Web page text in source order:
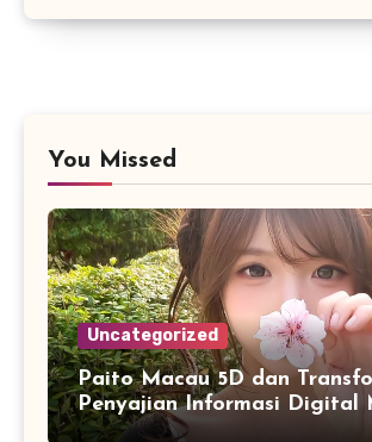
You Missed
Uncategorized
Paito Macau 5D dan
Penyajian Informasi Digital
Visualisasi Data Modern